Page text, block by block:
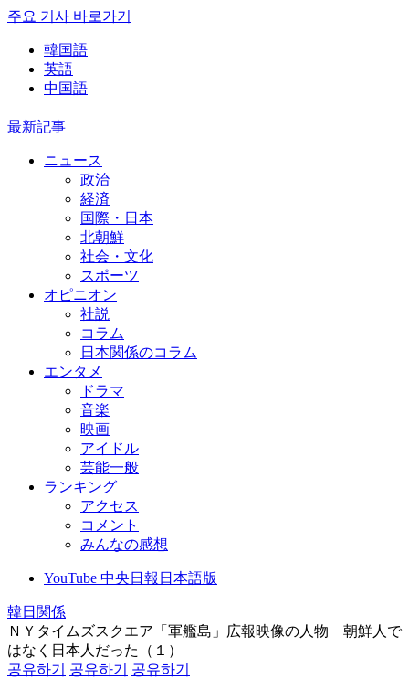
주요 기사 바로가기
韓国語
英語
中国語
最新記事
ニュース
政治
経済
国際・日本
北朝鮮
社会・文化
スポーツ
オピニオン
社説
コラム
日本関係のコラム
エンタメ
ドラマ
音楽
映画
アイドル
芸能一般
ランキング
アクセス
コメント
みんなの感想
YouTube 中央日報日本語版
韓日関係
ＮＹタイムズスクエア「軍艦島」広報映像の人物 朝鮮人で
はなく日本人だった（１）
공유하기
공유하기
공유하기